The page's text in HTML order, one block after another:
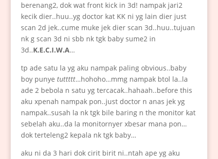
berenang2, dok wat front kick in 3d! nampak jari2
kecik dier..huu..yg doctor kat KK ni yg lain dier just
scan 2d jek..cume muke jek dier scan 3d..huu..tujuan
nk g scan 3d ni sbb nk tgk baby sume2 in
3d..K.E.C.I.W.A…
tp ade satu la yg aku nampak paling obvious..baby
boy punye tuttttt…hohoho…mmg nampak btol la..la
ade 2 bebola n satu yg tercacak..hahaah..before this
aku xpenah nampak pon..just doctor n anas jek yg
nampak..susah la nk tgk bile baring n the monitor kat
sebelah aku..da la monitornyer xbesar mana pon…
dok terteleng2 kepala nk tgk baby…
aku ni da 3 hari dok cirit birit ni..ntah ape yg aku